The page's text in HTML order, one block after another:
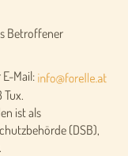
Betroffener
E-Mail:
ist als
(DSB),